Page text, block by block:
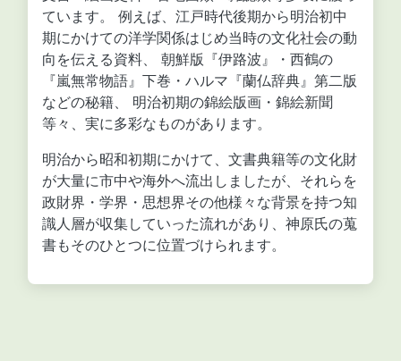
ています。 例えば、江戸時代後期から明治初中
期にかけての洋学関係はじめ当時の文化社会の動
向を伝える資料、 朝鮮版『伊路波』・西鶴の
『嵐無常物語』下巻・ハルマ『蘭仏辞典』第二版
などの秘籍、 明治初期の錦絵版画・錦絵新聞
等々、実に多彩なものがあります。
明治から昭和初期にかけて、文書典籍等の文化財
が大量に市中や海外へ流出しましたが、それらを
政財界・学界・思想界その他様々な背景を持つ知
識人層が収集していった流れがあり、神原氏の蒐
書もそのひとつに位置づけられます。